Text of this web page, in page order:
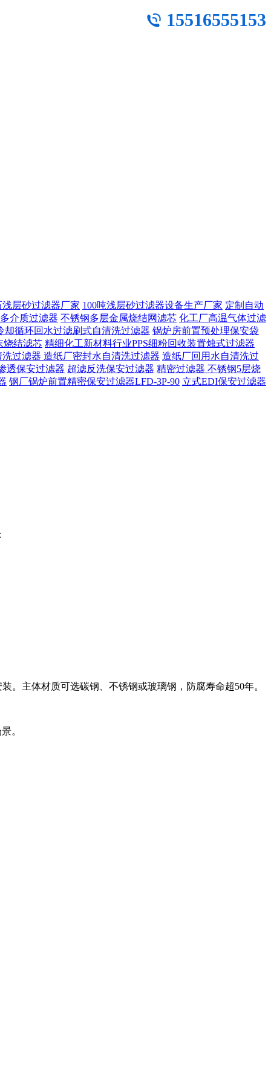
15516555153
层砂过滤器厂家 100吨浅层砂过滤器设备生产厂家 定制自动
介质过滤器 不锈钢多层金属烧结网滤芯 化工厂高温气体过滤
却循环回水过滤刷式自清洗过滤器 锅炉房前置预处理保安袋
烧结滤芯 精细化工新材料行业PPS细粉回收装置烛式过滤器
过滤器 造纸厂密封水自清洗过滤器 造纸厂回用水自清洗过
透保安过滤器 超滤反洗保安过滤器 精密过滤器 不锈钢5层烧
钢厂锅炉前置精密保安过滤器LFD-3P-90 立式EDI保安过滤器
。主体材质可选碳钢、不锈钢或玻璃钢，防腐寿命超50年‌。
。